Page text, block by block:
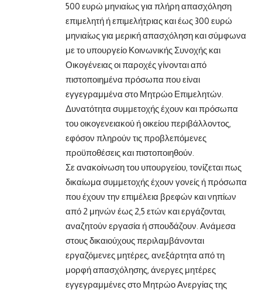
500 ευρώ μηνιαίως για πλήρη απασχόληση
επιμελητή ή επιμελήτριας και έως 300 ευρώ
μηνιαίως για μερική απασχόληση και σύμφωνα
με το υπουργείο Κοινωνικής Συνοχής και
Οικογένειας οι παροχές γίνονται από
πιστοποιημένα πρόσωπα που είναι
εγγεγραμμένα στο Μητρώο Επιμελητών.
Δυνατότητα συμμετοχής έχουν και πρόσωπα
του οικογενειακού ή οικείου περιβάλλοντος,
εφόσον πληρούν τις προβλεπόμενες
προϋποθέσεις και πιστοποιηθούν.
Σε ανακοίνωση του υπουργείου, τονίζεται πως
δικαίωμα συμμετοχής έχουν γονείς ή πρόσωπα
που έχουν την επιμέλεια βρεφών και νηπίων
από 2 μηνών έως 2,5 ετών και εργάζονται,
αναζητούν εργασία ή σπουδάζουν. Ανάμεσα
στους δικαιούχους περιλαμβάνονται
εργαζόμενες μητέρες, ανεξάρτητα από τη
μορφή απασχόλησης, άνεργες μητέρες
εγγεγραμμένες στο Μητρώο Ανεργίας της